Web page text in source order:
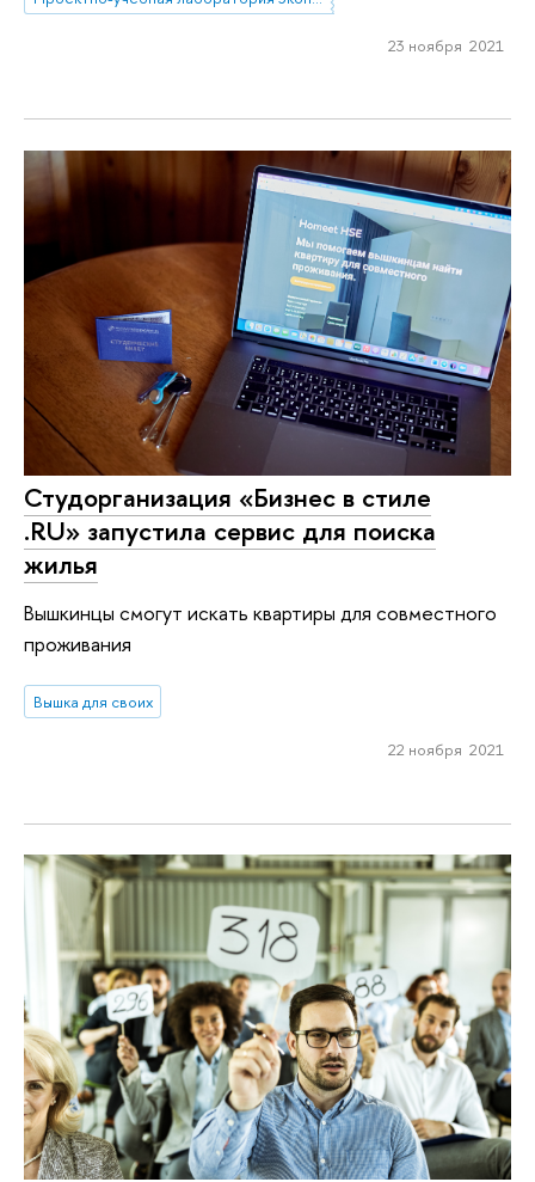
23 ноября 2021
Студорганизация «Бизнес в стиле
.RU» запустила сервис для поиска
жилья
Вышкинцы смогут искать квартиры для совместного
проживания
Вышка для своих
22 ноября 2021